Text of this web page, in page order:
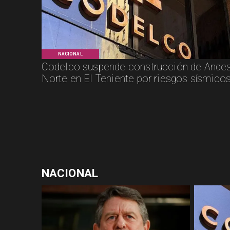
NACIONAL
Codelco suspende construcción de
Norte en El Teniente por riesgos
NACIONAL